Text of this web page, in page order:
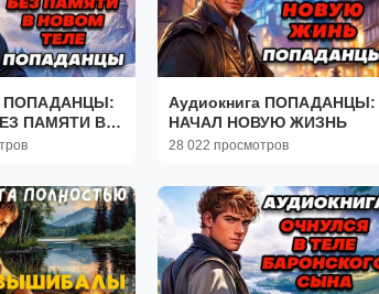
ПОПАДАНЦЫ:
ПАМЯТИ В
Аудиокнига ПОПАДАНЦЫ:
НАЧАЛ НОВУЮ ЖИЗНЬ
28 022 просмотров